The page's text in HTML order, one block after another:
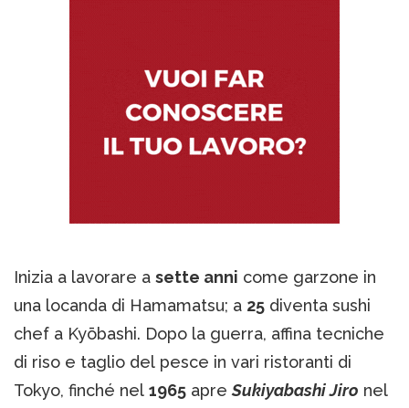
Inizia a lavorare a sette anni come garzone in
una locanda di Hamamatsu; a 25 diventa sushi
chef a Kyōbashi. Dopo la guerra, affina tecniche
di riso e taglio del pesce in vari ristoranti di
Tokyo, finché nel 1965 apreSukiyabashi Jiro nel